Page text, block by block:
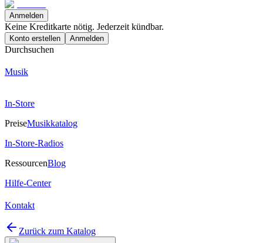
Anmelden
Keine Kreditkarte nötig. Jederzeit kündbar.
Konto erstellen Anmelden
Durchsuchen
Musik
In-Store
PreiseMusikkatalog
In-Store-Radios
RessourcenBlog
Hilfe-Center
Kontakt
Zurück zum Katalog